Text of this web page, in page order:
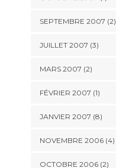
SEPTEMBRE 2007 (2)
JUILLET 2007 (3)
MARS 2007 (2)
FÉVRIER 2007 (1)
JANVIER 2007 (8)
NOVEMBRE 2006 (4)
OCTOBRE 2006 (2)